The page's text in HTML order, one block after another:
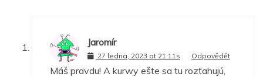
Jaromír
27 ledna, 2023 at 21:11s Odpovědět
Máš pravdu! A kurwy ešte sa tu rozťahujú,